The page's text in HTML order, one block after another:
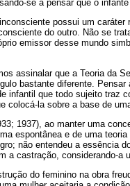
se a pensar que o
possui um
do outro. Não se
emissor desse mundo
assinalar que a Teoria da
bastante diferente.
infantil que todo sujeito traz
colocá-la sobre a base de
1937), ao manter uma
espontânea e de uma
não entendeu a essência
a castração, considerando-a
do feminino na obra